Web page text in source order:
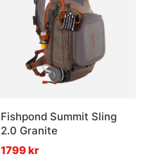
Fishpond Summit Sling
2.0 Granite
1799 kr